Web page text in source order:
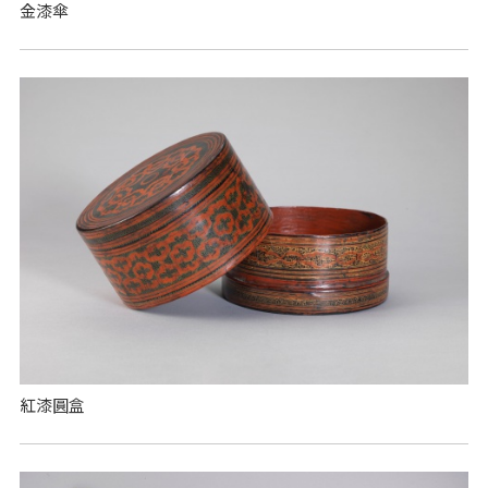
金漆傘
紅漆圓盒